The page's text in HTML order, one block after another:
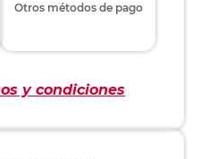
Otros métodos de pago
y condiciones